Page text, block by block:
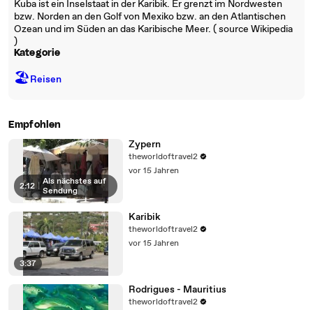
Kuba ist ein Inselstaat in der Karibik. Er grenzt im Nordwesten
bzw. Norden an den Golf von Mexiko bzw. an den Atlantischen
Ozean und im Süden an das Karibische Meer. ( source Wikipedia
)
Kategorie
🏖Reisen
Empfohlen
2:12
Als nächstes auf
Sendung
Zypern
theworldoftravel2
vor 15 Jahren
3:37
Karibik
theworldoftravel2
vor 15 Jahren
Rodrigues - Mauritius
theworldoftravel2